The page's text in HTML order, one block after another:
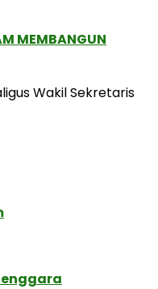
MEMBANGUN
Wakil Sekretaris